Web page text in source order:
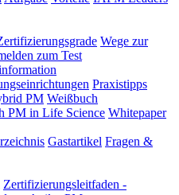
Wege zur
zum Test
Praxistipps
PM Weißbuch
PM in Life Science Whitepaper
Gastartikel Fragen &
Zertifizierungsleitfaden -